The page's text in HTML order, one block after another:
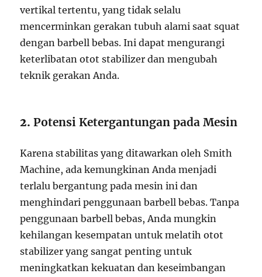
vertikal tertentu, yang tidak selalu
mencerminkan gerakan tubuh alami saat squat
dengan barbell bebas. Ini dapat mengurangi
keterlibatan otot stabilizer dan mengubah
teknik gerakan Anda.
2.Potensi Ketergantungan pada Mesin
Karena stabilitas yang ditawarkan oleh Smith
Machine, ada kemungkinan Anda menjadi
terlalu bergantung pada mesin ini dan
menghindari penggunaan barbell bebas. Tanpa
penggunaan barbell bebas, Anda mungkin
kehilangan kesempatan untuk melatih otot
stabilizer yang sangat penting untuk
meningkatkan kekuatan dan keseimbangan